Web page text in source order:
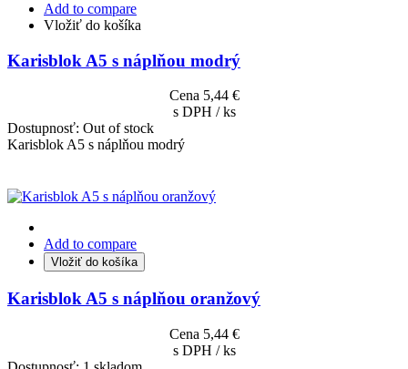
Add to compare
Vložiť do košíka
Karisblok A5 s náplňou modrý
Cena 5,44 €
s DPH / ks
Dostupnosť: Out of stock
Karisblok A5 s náplňou modrý
Add to compare
Vložiť do košíka
Karisblok A5 s náplňou oranžový
Cena 5,44 €
s DPH / ks